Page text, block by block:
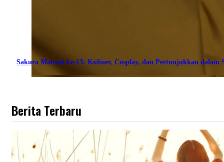
Sakura Matsuri ke-13: Kuliner, Cosplay, dan Pertunjukkan dalam
Berita Terbaru